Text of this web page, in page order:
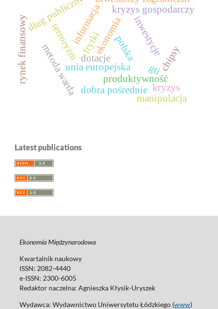
unia europejska
ekonomiapolska
dotacje
kryzys gospodarczy
inwestycje
terroryzm
gti
metoda warda
dług publiczny
produktywność
dobra pośrednie
informacja
manipulacja
rynek finansowy
kryzys
frytki
chipsy
Latest publications
Ekonomia Międzynarodowa
Kwartalnik naukowy
ISSN: 2082-4440
e-ISSN: 2300-6005
Redaktor naczelna: Agnieszka Kłysik-Uryszek
Wydawca: Wydawnictwo Uniwersytetu Łódzkiego (www)